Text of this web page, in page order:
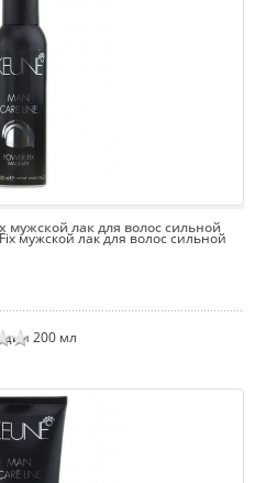
мужской лак для волос сильной
200 мл
мужской лак для волос сильной